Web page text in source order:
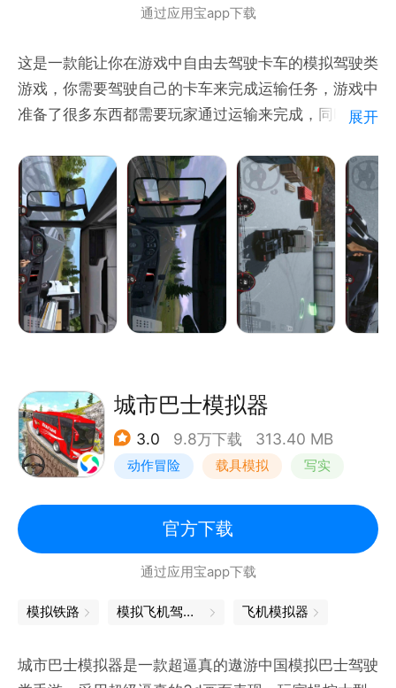
通过应用宝app下载
这是一款能让你在游戏中自由去驾驶卡车的模拟驾驶类
游戏，你需要驾驶自己的卡车来完成运输任务，游戏中
准备了很多东西都需要玩家通过运输来完成，同时需要
题。
展开
城市巴士模拟器
3.0 9.8万下载 313.40 MB
动作冒险 载具模拟 写实
官方下载
通过应用宝app下载
模拟铁路 模拟飞机驾驶游戏 飞机模拟器
城市巴士模拟器是一款超逼真的遨游中国模拟巴士驾驶